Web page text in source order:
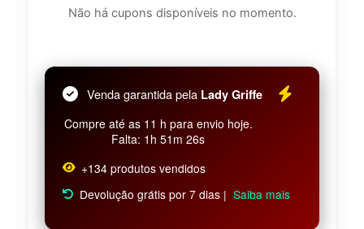
Não há cupons disponíveis no momento.
Venda garantida pela Lady Griffe
Compre até as 11 h para envio hoje.
Falta: 1h 51m 25s
+134 produtos vendidos
Devolução grátis por 7 dias | Saiba mais